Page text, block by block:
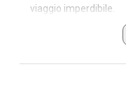
viaggio imperdibile.
Come paradiso della
navigazione